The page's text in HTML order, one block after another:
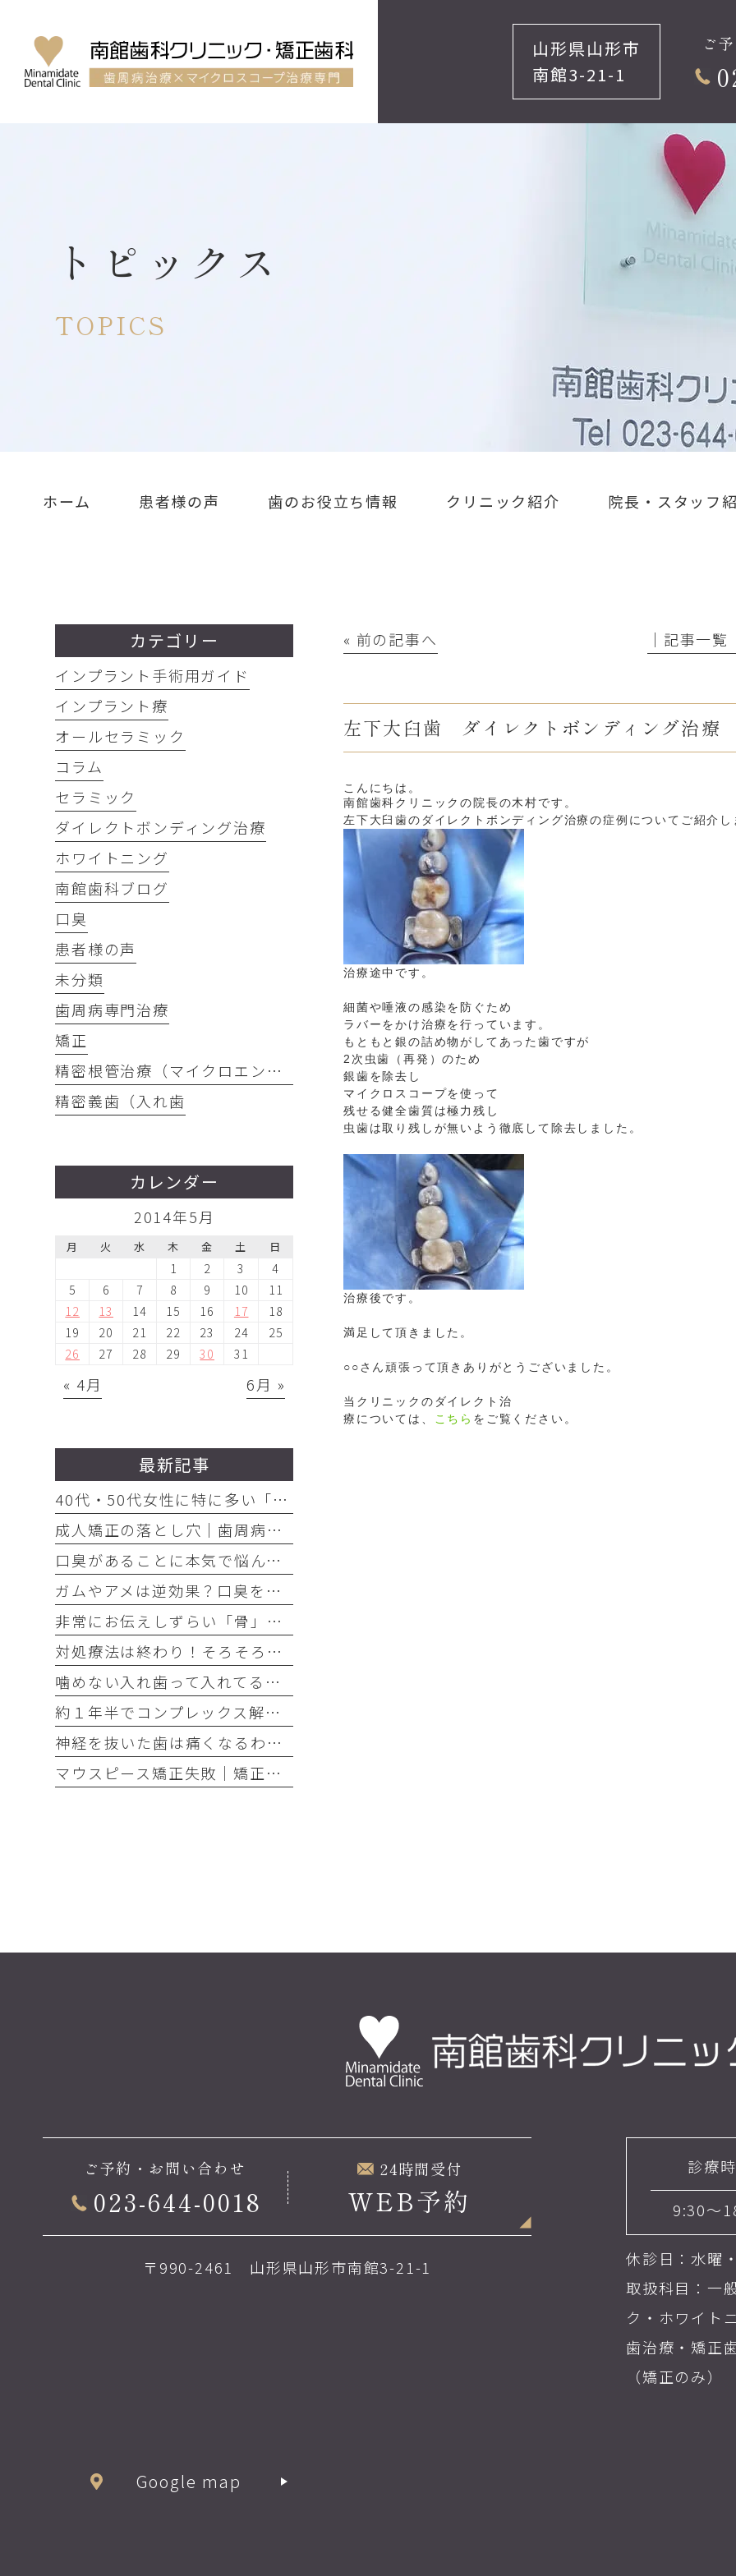
山形県山形市
南館3-21-1
ご
トピックス
TOPICS
ホーム 患者様の声 歯のお役立ち情報 クリニック紹介 院長・スタッフ
« 前の記事へ │記事一
左下大臼歯 ダイレクトボンディング治療
こんにちは。
南館歯科クリニックの院長の木村です。
左下大臼歯のダイレクトボンディング治療の症例についてご紹介し
治療途中です。
細菌や唾液の感染を防ぐため
ラバーをかけ治療を行っています。
もともと銀の詰め物がしてあった歯ですが
2次虫歯（再発）のため
銀歯を除去し
マイクロスコープを使って
残せる健全歯質は極力残し
虫歯は取り残しが無いよう徹底して除去しました。
治療後です。
満足して頂きました。
○○さん頑張って頂きありがとうございました。
当クリニックのダイレクト治
療については、
こちら をご覧ください。
カテゴリー
インプラント手術用ガイド
インプラント療
オールセラミック
コラム
セラミック
ダイレクトボンディング治療
ホワイトニング
南館歯科ブログ
口臭
患者様の声
未分類
歯周病専門治療
矯正
精密根管治療（マイクロエンド）
精密義歯（入れ歯
カレンダー
2014年5月
月 火 水 木 金 土 日
1 2 3
4
5
6 7 8 9 10
11
12
13 14 15 16 17
18
19
20 21 22 23 24
25
26
27 28 29 30 31
« 4月 6月 »
最新記事
40代・50代女性に特に多い「お口の悩み」3選
成人矯正の落とし穴｜歯周病放置で歯が抜けた
口臭があることに本気で悩んでいるのなら、口臭を本気で治そう
ガムやアメは逆効果？口臭を「ごまかす人」と「治す人」の決定的な違い
非常にお伝えしずらい「骨」の話・・・骨は元には戻せない？
対処療法は終わり！そろそろ本気でお口の健康とは何かを考えませんか
噛めない入れ歯って入れてる意味ありますか？
約１年半でコンプレックス解消｜大変だけどやって良かった歯の矯正治療
神経を抜いた歯は痛くなるわけがない！それは嘘です
マウスピース矯正失敗｜矯正したのに後戻り｜最近よく聞くけどそれってなんで？
ご予約・お問い合わせ
023-644-0018
24時間受付
WEB予約
〒990-2461 山形県山形市南館3-21-1
診療
9:30～
休診日：水曜
取扱科目：一
ク・ホワイト
歯治療・矯正
（矯正のみ）
Google map